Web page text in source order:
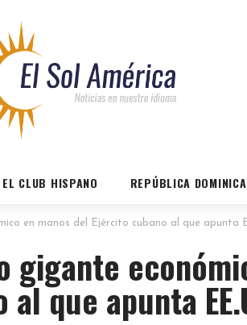
EL CLUB HISPANO REPÚBLICA
en manos del Ejército cubano al que apunta
gigante
que apunta